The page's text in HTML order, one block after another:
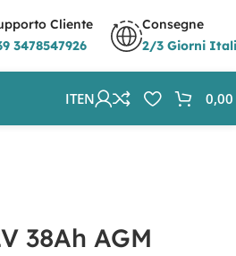
Cliente
3478547926
Consegne
2/3 Giorni
ITEN
0,00
38Ah AGM